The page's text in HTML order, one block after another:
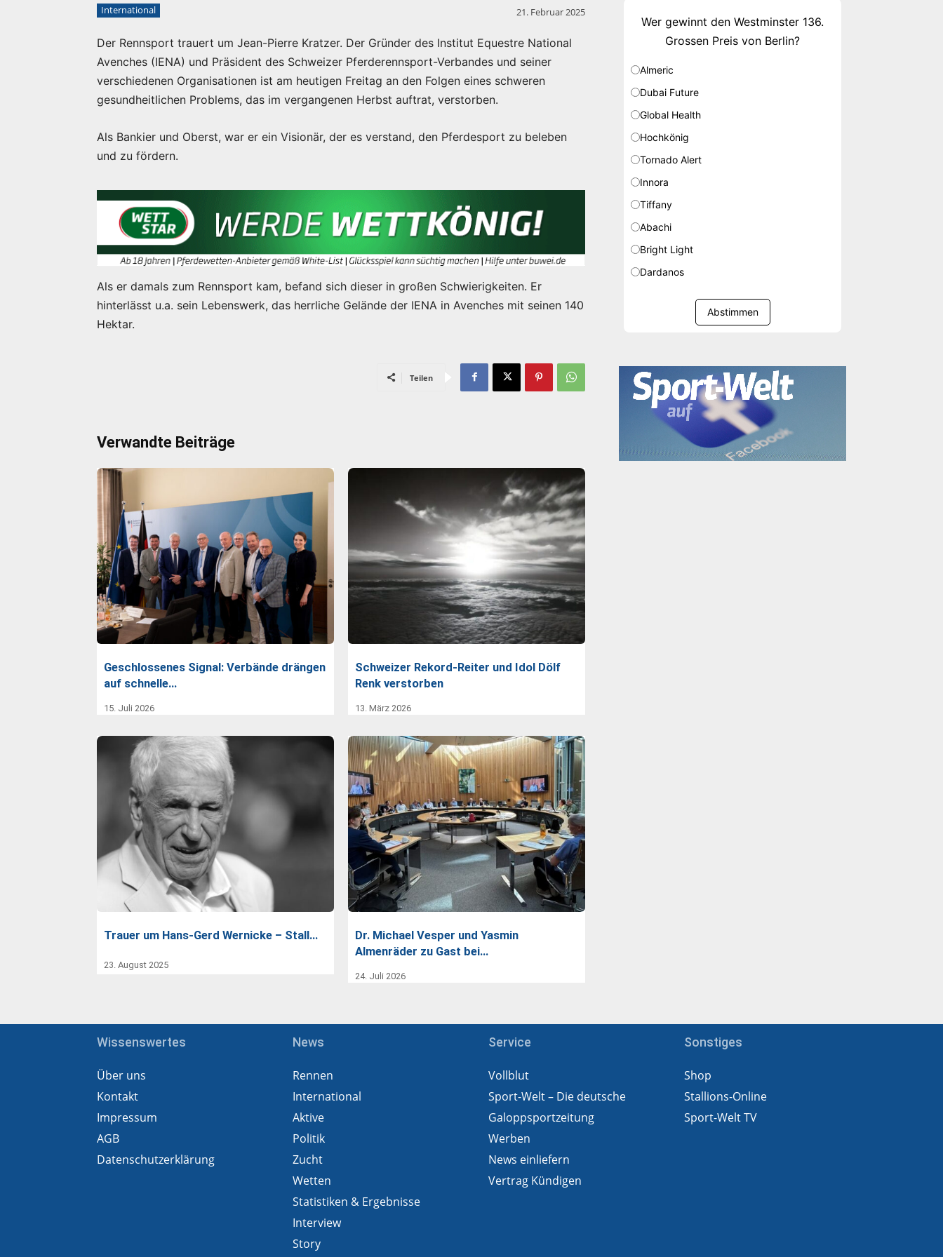
International 21. Februar 2025
Der Rennsport trauert um Jean-Pierre Kratzer. Der Gründer des Institut Equestre National
Avenches (IENA) und Präsident des Schweizer Pferderennsport-Verbandes und seiner
verschiedenen Organisationen ist am heutigen Freitag an den Folgen eines schweren
gesundheitlichen Problems, das im vergangenen Herbst auftrat, verstorben.
Als Bankier und Oberst, war er ein Visionär, der es verstand, den Pferdesport zu beleben
und zu fördern.
Als er damals zum Rennsport kam, befand sich dieser in großen Schwierigkeiten. Er
hinterlässt u.a. sein Lebenswerk, das herrliche Gelände der IENA in Avenches mit seinen 140
Hektar.
Teilen
Verwandte Beiträge
Geschlossenes Signal: Verbände drängen
auf schnelle…
15. Juli 2026
Schweizer Rekord-Reiter und Idol Dölf
Renk verstorben
13. März 2026
Trauer um Hans-Gerd Wernicke – Stall…
23. August 2025
Dr. Michael Vesper und Yasmin
Almenräder zu Gast bei…
24. Juli 2026
Wer gewinnt den Westminster 136.
Grossen Preis von Berlin?
Almeric
Dubai Future
Global Health
Hochkönig
Tornado Alert
Innora
Tiffany
Abachi
Bright Light
Dardanos
Abstimmen
Wissenswertes
Über uns
Kontakt
Impressum
AGB
Datenschutzerklärung
News
Rennen
International
Aktive
Politik
Zucht
Wetten
Statistiken & Ergebnisse
Interview
Story
Service
Vollblut
Sport-Welt – Die deutsche
Galoppsportzeitung
Werben
News einliefern
Vertrag Kündigen
Sonstiges
Shop
Stallions-Online
Sport-Welt TV